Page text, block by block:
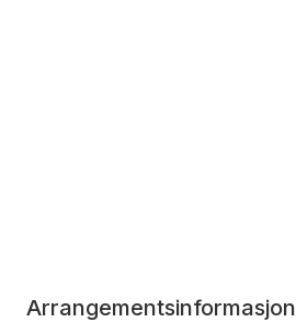
Arrangementsinformasjon